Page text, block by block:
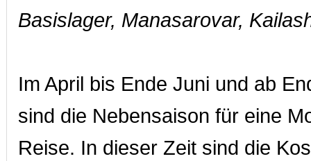
Basislager, Manasarovar,
Im April bis Ende Juni und ab
sind die Nebensaison für eine
Reise. In dieser Zeit sind die